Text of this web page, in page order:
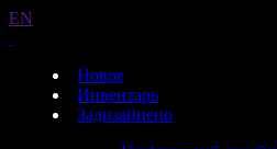
EN
Новое
Инвентарь
Задизайнено